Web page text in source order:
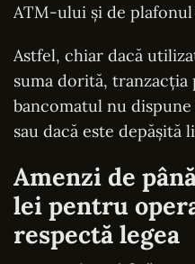
ATM-ului și de
Astfel, chiar dacă
suma dorită, tranzacția
bancomatul nu
sau dacă este depășită
Amenzi de
lei pentru
respectă legea